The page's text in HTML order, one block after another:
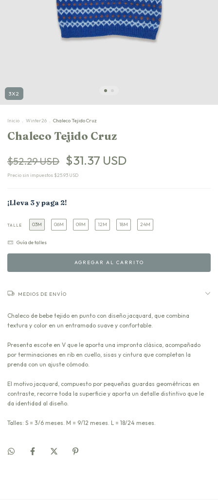
3X2
Inicio Winter26 Chaleco Tejido Cruz
Chaleco Tejido Cruz
$52.29 USD $31.37 USD
Precio sin impuestos $25.93 USD
¡Lleva 3 y paga 2!
TALLE 03M 06M 09M 12M 18M 24M
Guía de talles
MEDIOS DE ENVÍO
Chaleco de bebe tejido en punto con diseño jacquard, que combina
textura y color en un entramado suave y confortable.
Presenta escote en V que le aporta una impronta clásica, acompañado
por terminaciones en rib en cuello, sisas y cintura que completan la
prenda con un ajuste cómodo.
El motivo jacquard, compuesto por pequeñas guardas geométricas en
contraste, recorre toda la superficie y aporta un detalle distintivo que le
da identidad al diseño.
Talles: S = 3/6 meses. M = 9/12 meses. L = 18/24 meses.